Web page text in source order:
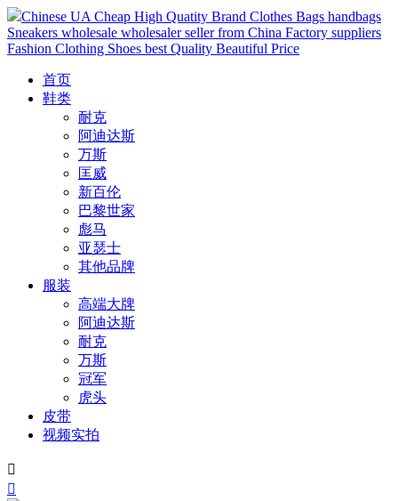
Chinese UA Cheap High Quatity Brand Clothes Bags handbags
Sneakers wholesale wholesaler seller from China Factory suppliers
Fashion Clothing Shoes best Quality Beautiful Price
首页
鞋类
耐克
阿迪达斯
万斯
匡威
新百伦
巴黎世家
彪马
亚瑟士
其他品牌
服装
高端大牌
阿迪达斯
耐克
万斯
冠军
虎头
皮带
视频实拍

